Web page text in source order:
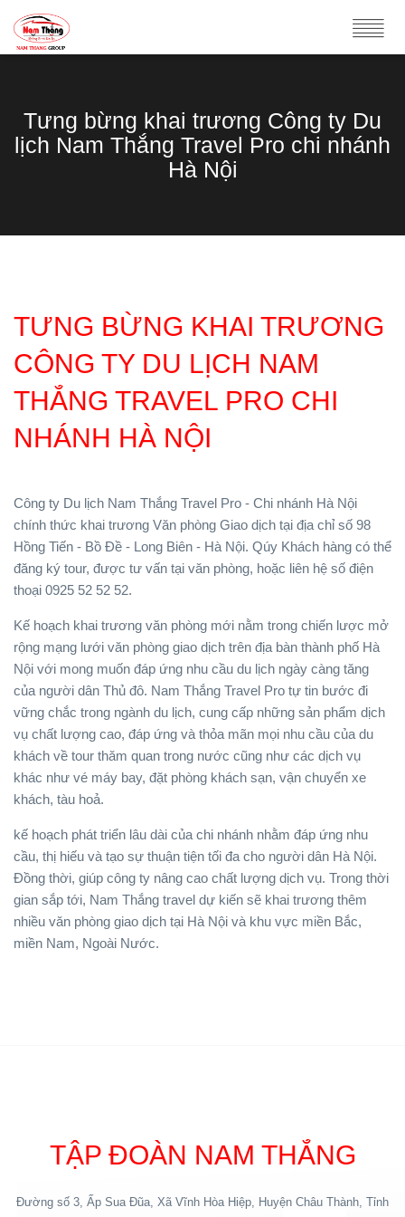
Tưng bừng khai trương Công ty Du
lịch Nam Thắng Travel Pro chi nhánh
Hà Nội
TƯNG BỪNG KHAI TRƯƠNG
CÔNG TY DU LỊCH NAM
THẮNG TRAVEL PRO CHI
NHÁNH HÀ NỘI
Công ty Du lịch Nam Thắng Travel Pro - Chi nhánh Hà Nội
chính thức khai trương Văn phòng Giao dịch tại địa chỉ số 98
Hồng Tiến - Bồ Đề - Long Biên - Hà Nội. Qúy Khách hàng có thể
đăng ký tour, được tư vấn tại văn phòng, hoặc liên hệ số điện
thoại 0925 52 52 52.
Kế hoạch khai trương văn phòng mới nằm trong chiến lược mở
rộng mạng lưới văn phòng giao dịch trên địa bàn thành phố Hà
Nội với mong muốn đáp ứng nhu cầu du lịch ngày càng tăng
của người dân Thủ đô. Nam Thắng Travel Pro tự tin bước đi
vững chắc trong ngành du lịch, cung cấp những sản phẩm dịch
vụ chất lượng cao, đáp ứng và thỏa mãn mọi nhu cầu của du
khách về tour thăm quan trong nước cũng như các dịch vụ
khác như vé máy bay, đặt phòng khách sạn, vận chuyển xe
khách, tàu hoả.
kế hoạch phát triển lâu dài của chi nhánh nhằm đáp ứng nhu
cầu, thị hiếu và tạo sự thuận tiện tối đa cho người dân Hà Nội.
Đồng thời, giúp công ty nâng cao chất lượng dịch vụ. Trong thời
gian sắp tới, Nam Thắng travel dự kiến sẽ khai trương thêm
nhiều văn phòng giao dịch tại Hà Nội và khu vực miền Bắc,
miền Nam, Ngoài Nước.
TẬP ĐOÀN NAM THẮNG
Đường số 3, Ấp Sua Đũa, Xã Vĩnh Hòa Hiệp, Huyện Châu Thành, Tỉnh